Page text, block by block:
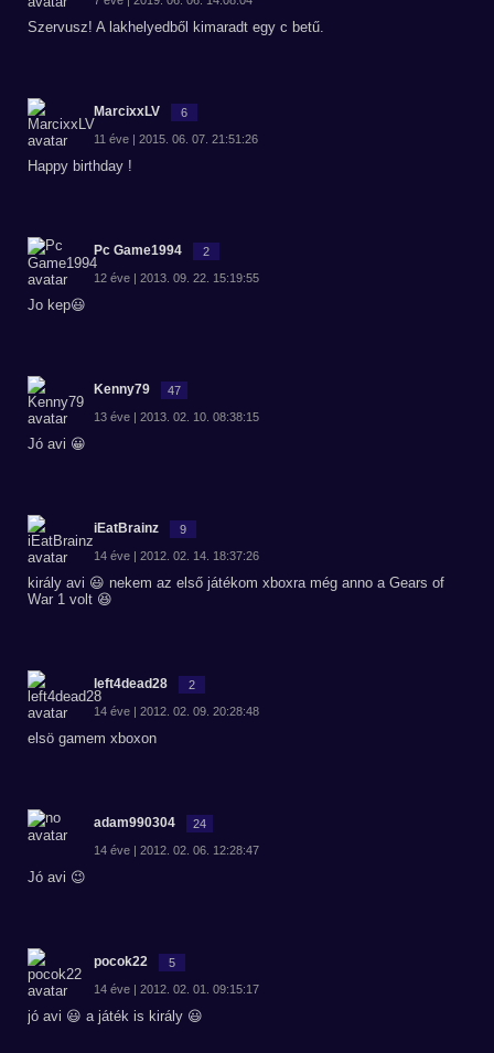
Szervusz! A lakhelyedből kimaradt egy c betű.
MarcixxLV 6
11 éve | 2015. 06. 07. 21:51:26
Happy birthday !
Pc Game1994 2
12 éve | 2013. 09. 22. 15:19:55
Jo kep😃
Kenny79 47
13 éve | 2013. 02. 10. 08:38:15
Jó avi 😀
iEatBrainz 9
14 éve | 2012. 02. 14. 18:37:26
király avi 😃 nekem az első játékom xboxra még anno a Gears of
War 1 volt 😆
left4dead28 2
14 éve | 2012. 02. 09. 20:28:48
elsö gamem xboxon
adam990304 24
14 éve | 2012. 02. 06. 12:28:47
Jó avi 😉
pocok22 5
14 éve | 2012. 02. 01. 09:15:17
jó avi 😃 a játék is király 😃